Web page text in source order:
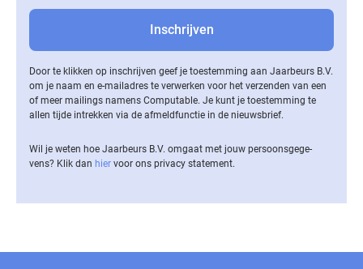
Door te klikken op inschrijven geef je toestemming aan Jaarbeurs B.V.
om je naam en e-mailadres te verwerken voor het verzenden van een
of meer mailings namens Computable. Je kunt je toestemming te
allen tijde intrekken via de af­meld­func­tie in de nieuwsbrief.
Wil je weten hoe Jaarbeurs B.V. omgaat met jouw per­soons­ge­ge­
vens? Klik dan hier voor ons privacy statement.